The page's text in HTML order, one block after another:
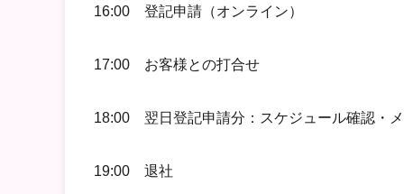
16:00 登記申請（オンライン）
17:00 お客様との打合せ
18:00 翌日登記申請分：スケジュール確認・
19:00 退社